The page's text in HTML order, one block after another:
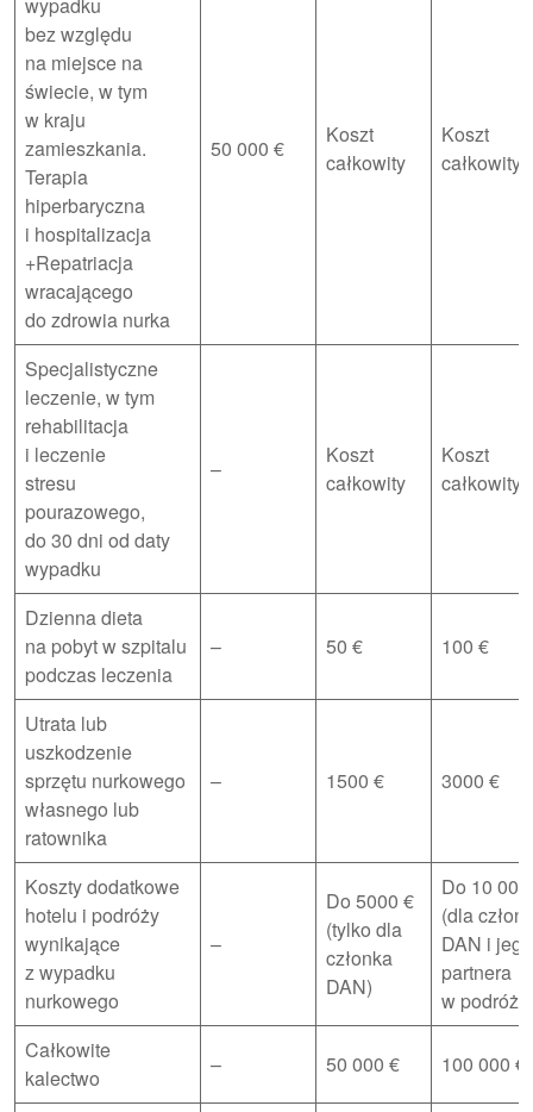
bez względu
na miejsce na
świecie, w tym
w kraju
zamieszkania.
Terapia
hiperbaryczna
i hospitalizacja
+Repatriacja
wracającego
do zdrowia nurka
50 000 €
Koszt
całkowity
Koszt
całkowity
Specjalistyczne
leczenie, w tym
rehabilitacja
i leczenie
stresu
pourazowego,
do 30 dni od daty
wypadku
–
Koszt
całkowity
Koszt
całkowity
Dzienna dieta
na pobyt w szpitalu
podczas leczenia
– 50 € 100 €
Utrata lub
uszkodzenie
sprzętu nurkowego
własnego lub
ratownika
– 1500 € 3000 €
Koszty dodatkowe
hotelu i podróży
wynikające
z wypadku
nurkowego
–
Do 5000 €
(tylko dla
członka
DAN)
Do 10
(dla
DAN i jego
partnera
w podróży)
Całkowite
kalectwo
– 50 000 € 100 000 €